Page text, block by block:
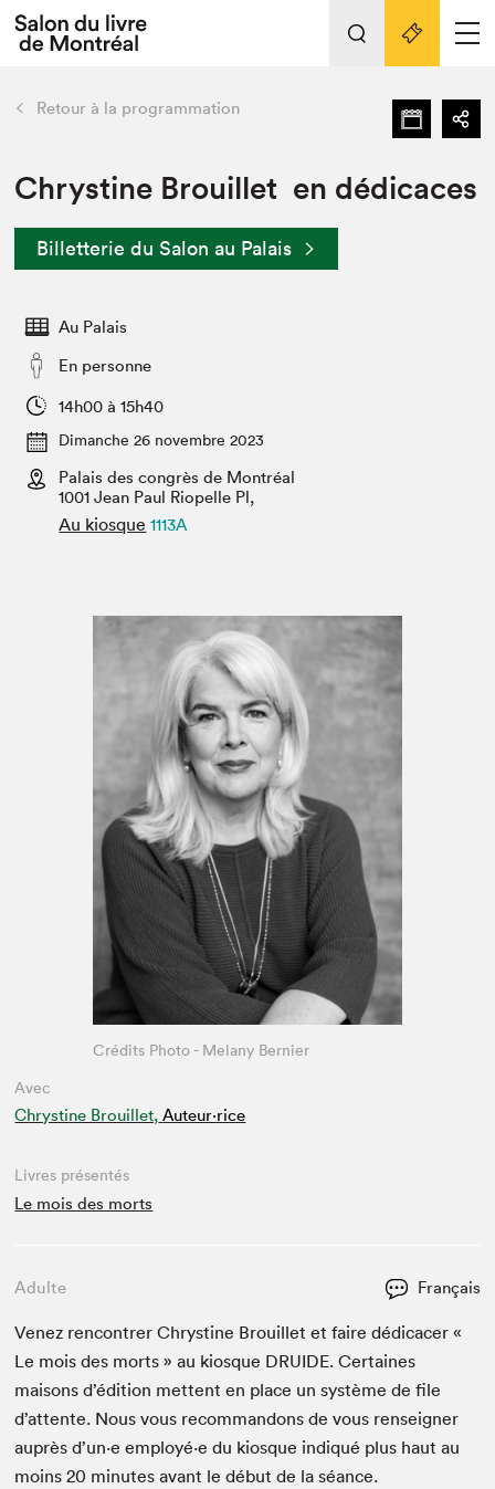
Espace exposant⋅e⋅s
Espace enseignant·e·s
Espace médias
L'événement
Préparer sa visite au Salon
Actualités
SLM PRO
retour Nos activités
Préparer sa visite
Salon dans la ville et en ligne
Projets partenaires
Liens pratiques
Retour à la programmation
Chrystine Brouillet en dédicaces
Billetterie du Salon au Palais
Au Palais
En personne
14h00 à 15h40
Dimanche 26 novembre 2023
Palais des congrès de Montréal
1001 Jean Paul Riopelle Pl,
Au kiosque 1113A
Avec
Chrystine Brouillet, Auteur·rice
Crédits Photo - Melany Bernier
Livres présentés
Le mois des morts
Adulte Français
Venez ren­con­tr­er Chrys­tine Brouil­let et faire dédi­cac­er «
Le mois des morts » au kiosque DRUIDE. Cer­taines
maisons d’édi­tion met­tent en place un sys­tème de file
d’at­tente. Nous vous recom­man­dons de vous ren­seign­er
auprès d’un·e employé·e du kiosque indiqué plus haut au
moins20 min­utes avant le début de la séance.